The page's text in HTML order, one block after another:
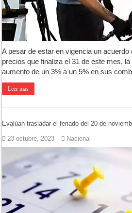
A pesar de estar en vigencia un acuerdo
precios que finaliza el 31 de este mes,
aumento de un 3% a un 5% en sus
Leer mas
Evalúan trasladar el feriado del 20 de
23 octubre, 2023 Nacional